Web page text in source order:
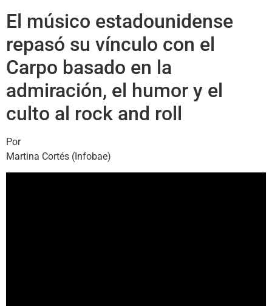
El músico estadounidense
repasó su vínculo con el
Carpo basado en la
admiración, el humor y el
culto al rock and roll
Por
Martina Cortés (Infobae)